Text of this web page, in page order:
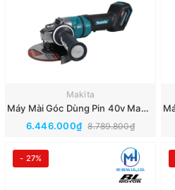
Makita
Máy Mài Góc Dùng Pin 40v Makita GA051G(Thân Máy)(BL)
6.446.000₫ 8.789.800₫
- 27%